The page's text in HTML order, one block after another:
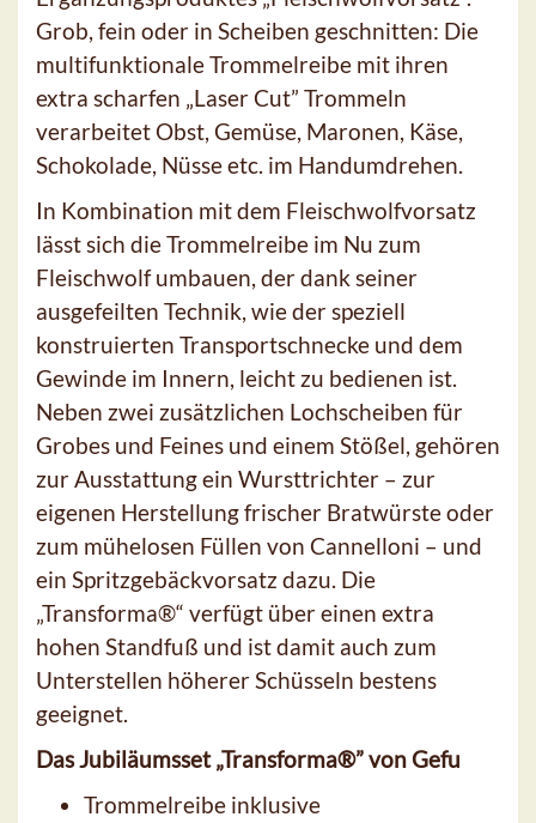
Grob, fein oder in Scheiben geschnitten: Die
multifunktionale Trommelreibe mit ihren
extra scharfen „Laser Cut” Trommeln
verarbeitet Obst, Gemüse, Maronen, Käse,
Schokolade, Nüsse etc. im Handumdrehen.
In Kombination mit dem Fleischwolfvorsatz
lässt sich die Trommelreibe im Nu zum
Fleischwolf umbauen, der dank seiner
ausgefeilten Technik, wie der speziell
konstruierten Transportschnecke und dem
Gewinde im Innern, leicht zu bedienen ist.
Neben zwei zusätzlichen Lochscheiben für
Grobes und Feines und einem Stößel, gehören
zur Ausstattung ein Wursttrichter – zur
eigenen Herstellung frischer Bratwürste oder
zum mühelosen Füllen von Cannelloni – und
ein Spritzgebäckvorsatz dazu. Die
„Transforma®“ verfügt über einen extra
hohen Standfuß und ist damit auch zum
Unterstellen höherer Schüsseln bestens
geeignet.
Das Jubiläumsset „Transforma®” von Gefu
Trommelreibe inklusive